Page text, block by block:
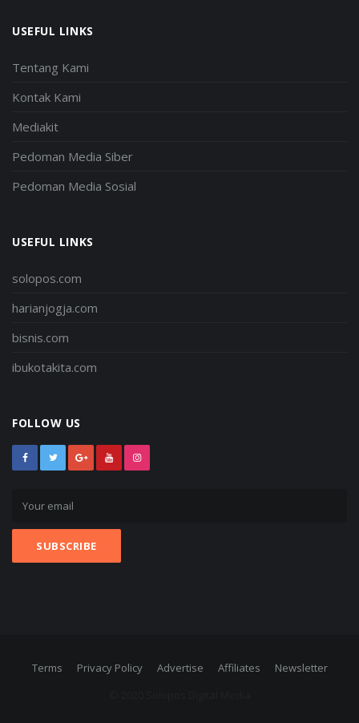
USEFUL LINKS
Tentang Kami
Kontak Kami
Mediakit
Pedoman Media Siber
Pedoman Media Sosial
USEFUL LINKS
solopos.com
harianjogja.com
bisnis.com
ibukotakita.com
FOLLOW US
Terms Privacy Policy Advertise Affiliates
Newsletter